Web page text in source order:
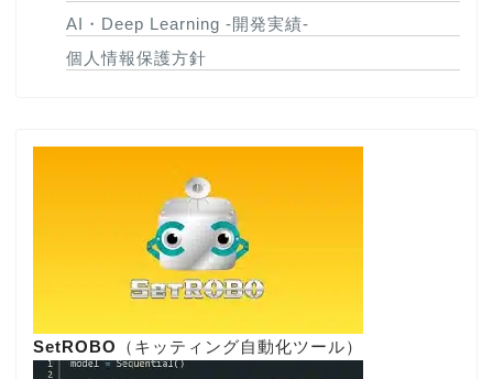
AI・Deep Learning -開発実績-
個人情報保護方針
SetROBO （キッティング自動化ツール）